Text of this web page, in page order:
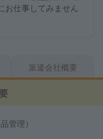
お仕事してみません
派遣会社概要
管理）